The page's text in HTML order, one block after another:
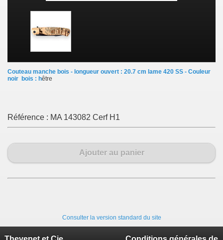
Couteau manche bois - longueur ouvert : 20.7 cm lame 420 SS - Couleur
noir bois : hêtre
Référence : MA 143082 Cerf H1
Ajouter au panier
Consulter la version standard du site